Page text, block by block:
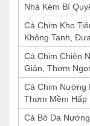
Nhà Kèm Bí
Cá Chim Kho
Không Tanh,
Cá Chim Chiên
Giản, Thơm
Cá Chim Nướng
Thơm Mềm Hấp
Cá Bò Da